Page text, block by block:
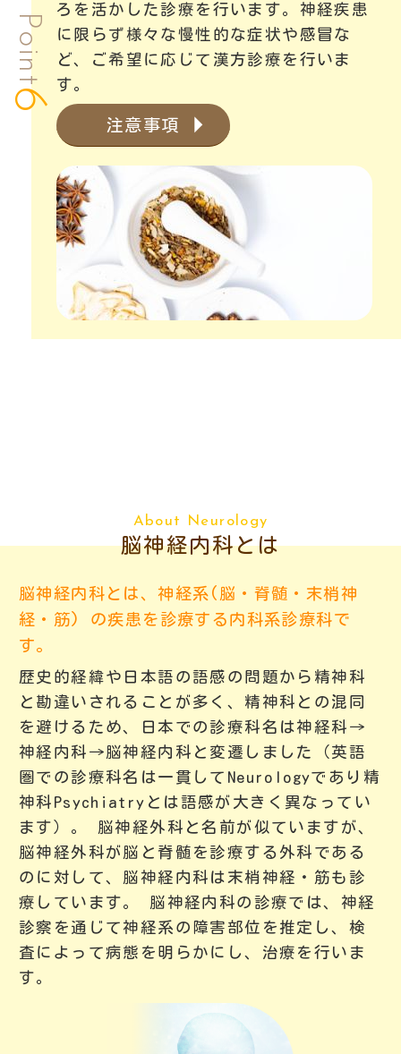
Point
6
ろを活かした診療を行います。神経疾患
に限らず様々な慢性的な症状や感冒な
ど、ご希望に応じて漢方診療を行いま
す。
注意事項
About Neurology
脳神経内科とは
脳神経内科とは、神経系(脳・脊髄・末梢神
経・筋) の疾患を診療する内科系診療科で
す。
歴史的経緯や日本語の語感の問題から精神科
と勘違いされることが多く、精神科との混同
を避けるため、日本での診療科名は神経科→
神経内科→脳神経内科と変遷しました（英語
圏での診療科名は一貫してNeurologyであり精
神科Psychiatryとは語感が大きく異なってい
ます）。 脳神経外科と名前が似ていますが、
脳神経外科が脳と脊髄を診療する外科である
のに対して、脳神経内科は末梢神経・筋も診
療しています。 脳神経内科の診療では、神経
診察を通じて神経系の障害部位を推定し、検
査によって病態を明らかにし、治療を行いま
す。